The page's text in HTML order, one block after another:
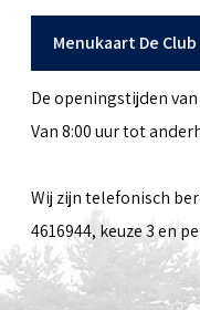
Menukaart De Club
De openingstijden
Van 8:00 uur tot
Wij zijn telefonisch
4616944, keuze 3 en